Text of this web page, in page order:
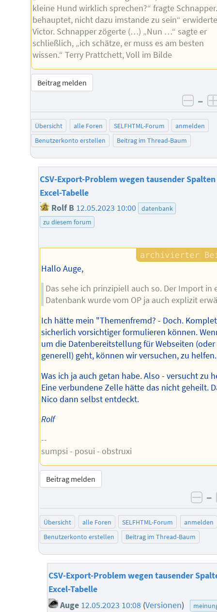
kleine Hund wirklich sprechen?“ fragte
behauptet, nicht dazu imstande zu sein“
Victor. Schnapper zögerte (…) „Nun …“ sagte er
schließlich, „ich schätze, er muss es am besten
wissen.“ Terry Prattchett, Voll im Bilde
Beitrag melden
–
Übersicht alle Foren SELFHTML-Forum
anmelden
Benutzerkonto erstellen
Beitrag im Thread-Baum
CSV-Export-Problem wegen tausender
Excel-Tabelle
Rolf B 12.05.2023 10:00
datenbank
zu diesem forum
Hallo Auge,
Das sehe ich prinzipiell auch so. Der Import in
Datenbank wurde vom OP ja auch explizit
Ich hätte mein "Themenfremd? - Doch.
sicherlich vorsichtiger formulieren können.
um die Datenbereitstellung für Webseiten (oder
generell) geht, können wir versuchen, zu helfen.
Was ich ja auch getan habe. Also - versucht zu
Eine verbundene Zelle hätte das nicht geheilt.
Nico dann selbst entdeckt.
Rolf
--
sumpsi - posui - obstruxi
Beitrag melden
–
Übersicht alle Foren SELFHTML-Forum
anmelden
Benutzerkonto erstellen
Beitrag im Thread-Baum
CSV-Export-Problem wegen tausender
Excel-Tabelle
Auge 12.05.2023 10:08 (Versionen)